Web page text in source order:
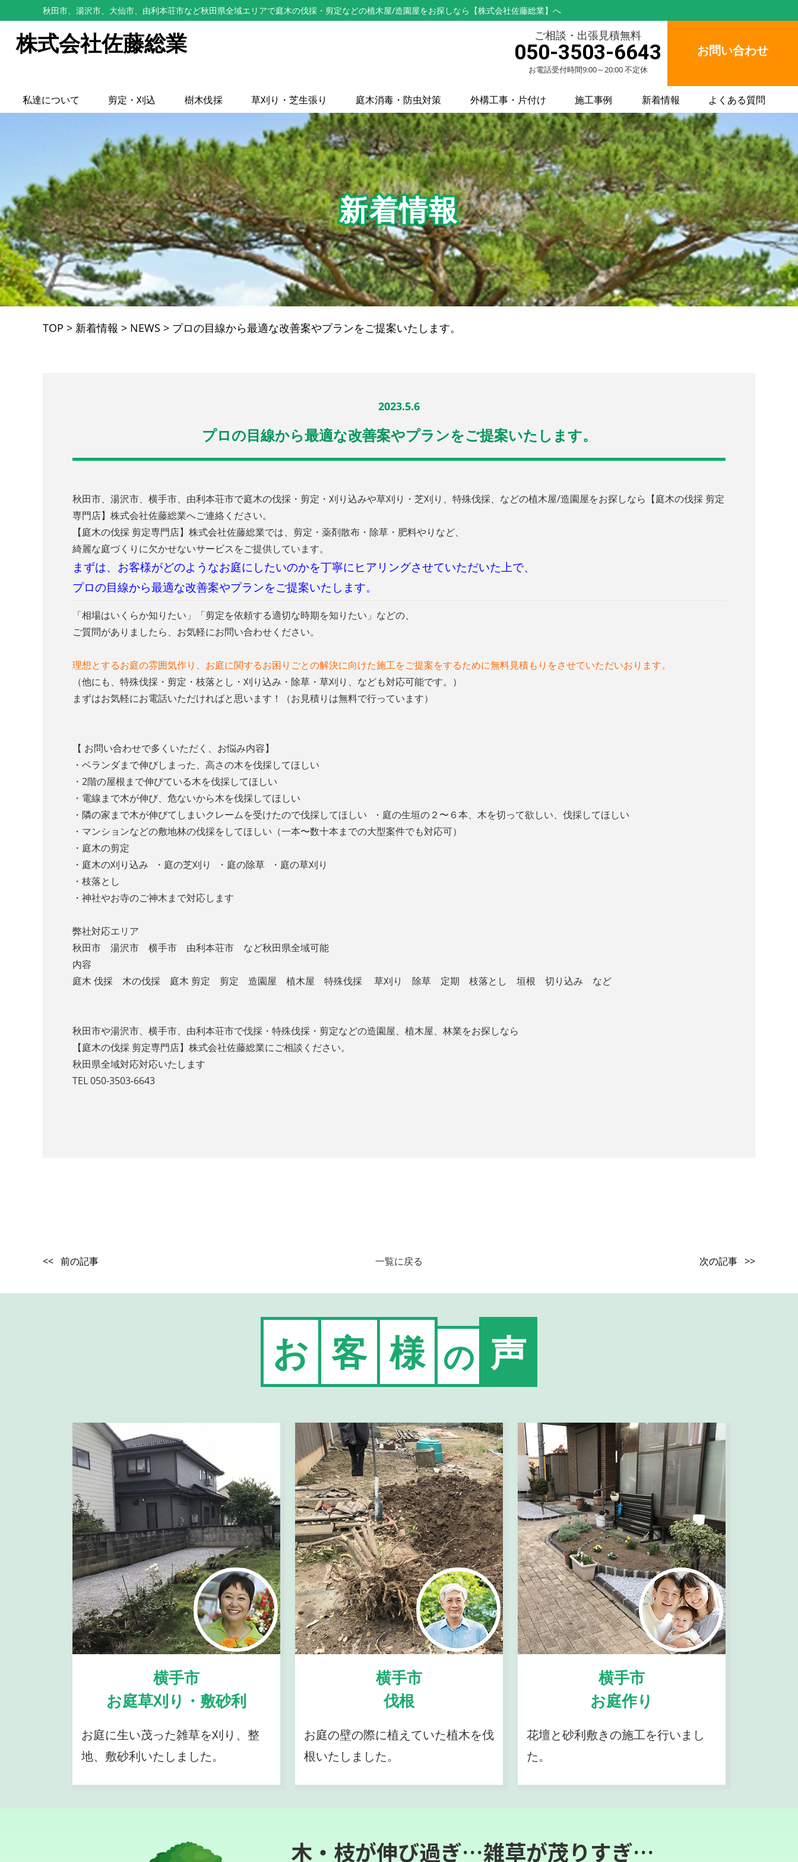
秋田市、湯沢市、大仙市、由利本荘市など秋田県全域エリアで庭木の伐採・剪定などの植木屋/造園屋をお探しなら【株式会社佐藤総業】へ
株式会社佐藤総業 ご相談・出張見積無料
050-3503-6643
お電話受付時間9:00～20:00 不定休
お問い合わせ
私達について 剪定・刈込 樹木伐採 草刈り・芝生張り 庭木消毒・防虫対策 外構工事・片付け 施工事例 新着情報 よくある質問
新着情報
TOP > 新着情報 > NEWS > プロの目線から最適な改善案やプランをご提案いたします。
2023.5.6
プロの目線から最適な改善案やプランをご提案いたします。
秋田市、湯沢市、横手市、由利本荘市で庭木の伐採・剪定・刈り込みや草刈り・芝刈り、特殊伐採、などの植木屋/造園屋をお探しなら【庭木の伐採 剪定
専門店】株式会社佐藤総業へご連絡ください。
【庭木の伐採 剪定専門店】株式会社佐藤総業では、剪定・薬剤散布・除草・肥料やりなど、
綺麗な庭づくりに欠かせないサービスをご提供しています。
まずは、お客様がどのようなお庭にしたいのかを丁寧にヒアリングさせていただいた上で、
プロの目線から最適な改善案やプランをご提案いたします。
「相場はいくらか知りたい」「剪定を依頼する適切な時期を知りたい」などの、
ご質問がありましたら、お気軽にお問い合わせください。
理想とするお庭の雰囲気作り、お庭に関するお困りごとの解決に向けた施工をご提案をするために無料見積もりをさせていただいおります。
（他にも、特殊伐採・剪定・枝落とし・刈り込み・除草・草刈り、なども対応可能です。）
まずはお気軽にお電話いただければと思います！（お見積りは無料で行っています）
【 お問い合わせで多くいただく、お悩み内容】
・ベランダまで伸びしまった、高さの木を伐採してほしい
・2階の屋根まで伸びている木を伐採してほしい
・電線まで木が伸び、危ないから木を伐採してほしい
・隣の家まで木が伸びてしまいクレームを受けたので伐採してほしい ・庭の生垣の２〜６本、木を切って欲しい、伐採してほしい
・マンションなどの敷地林の伐採をしてほしい（一本〜数十本までの大型案件でも対応可）
・庭木の剪定
・庭木の刈り込み ・庭の芝刈り ・庭の除草 ・庭の草刈り
・枝落とし
・神社やお寺のご神木まで対応します
弊社対応エリア
秋田市 湯沢市 横手市 由利本荘市 など秋田県全域可能
内容
庭木 伐採 木の伐採 庭木 剪定 剪定 造園屋 植木屋 特殊伐採 草刈り 除草 定期 枝落とし 垣根 切り込み など
秋田市や湯沢市、横手市、由利本荘市で伐採・特殊伐採・剪定などの造園屋、植木屋、林業をお探しなら
【庭木の伐採 剪定専門店】株式会社佐藤総業にご相談ください。
秋田県全域対応対応いたします
TEL 050-3503-6643
<< 前の記事 一覧に戻る 次の記事 >>
お 客 様 の 声
横手市
お庭草刈り・敷砂利
お庭に生い茂った雑草を刈り、整
地、敷砂利いたしました。
横手市
伐根
お庭の壁の際に植えていた植木を伐
根いたしました。
横手市
お庭作り
花壇と砂利敷きの施工を行いまし
た。
木・枝が伸び過ぎ…雑草が茂りすぎ…